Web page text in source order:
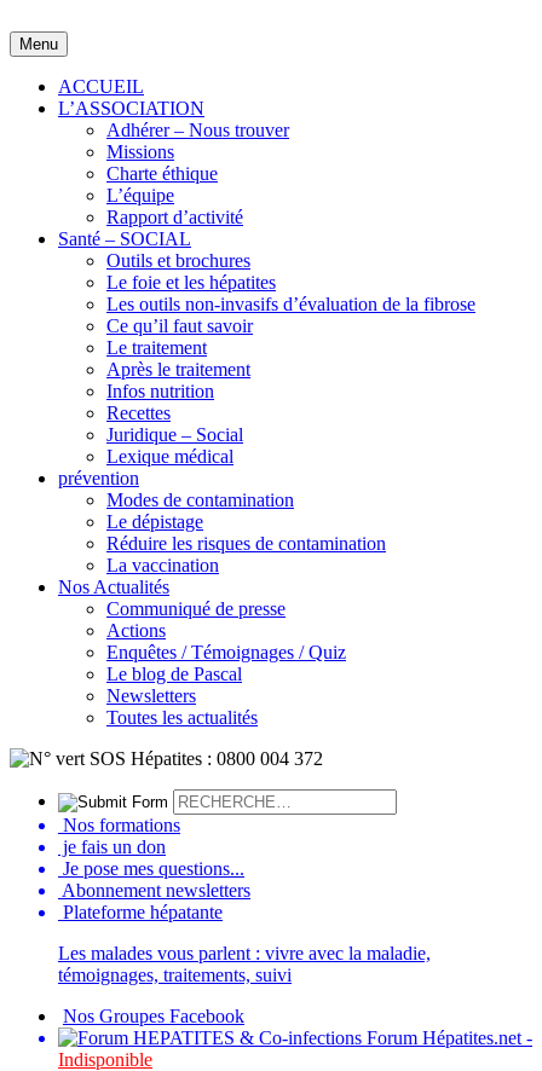
to
content
Menu
ACCUEIL
L’ASSOCIATION
Adhérer – Nous trouver
Missions
Charte éthique
L’équipe
Rapport d’activité
Santé – SOCIAL
Outils et brochures
Le foie et les hépatites
Les outils non-invasifs d’évaluation de la fibrose
Ce qu’il faut savoir
Le traitement
Après le traitement
Infos nutrition
Recettes
Juridique – Social
Lexique médical
prévention
Modes de contamination
Le dépistage
Réduire les risques de contamination
La vaccination
Nos Actualités
Communiqué de presse
Actions
Enquêtes / Témoignages / Quiz
Le blog de Pascal
Newsletters
Toutes les actualités
Nos formations
je fais un don
Je pose mes questions...
Abonnement newsletters
Plateforme hépatante
Les malades vous parlent : vivre avec la maladie,
témoignages, traitements, suivi
Nos Groupes Facebook
Forum Hépatites.net -
Indisponible